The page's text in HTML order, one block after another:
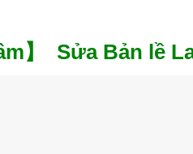
】 Sửa Bản lề